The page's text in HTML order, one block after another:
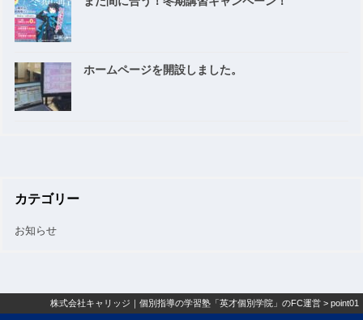
ホームページを開設しました。
カテゴリー
お知らせ
株式会社キャリッジ｜個別指導の学習塾「英才個別学院」のFC運営 > point01